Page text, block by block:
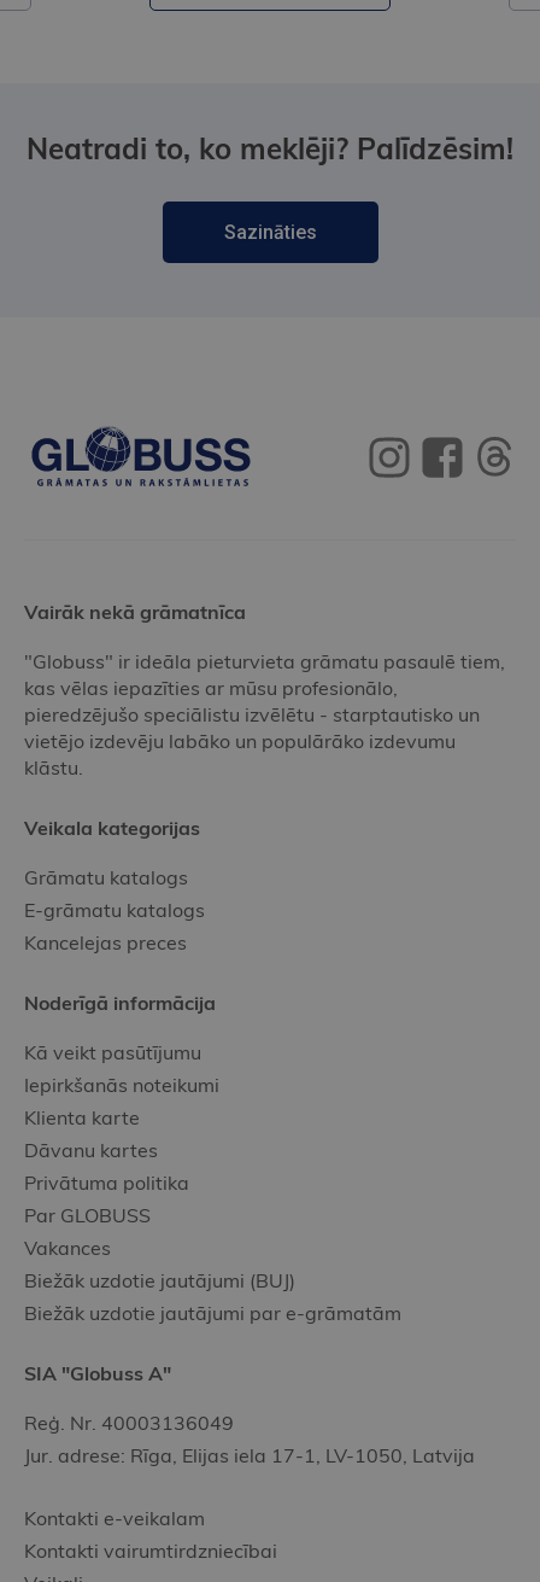
Neatradi to, ko meklēji? Palīdzēsim!
Sazināties
Vairāk nekā grāmatnīca
"Globuss" ir ideāla pieturvieta grāmatu pasaulē tiem,
kas vēlas iepazīties ar mūsu profesionālo,
pieredzējušo speciālistu izvēlētu - starptautisko un
vietējo izdevēju labāko un populārāko izdevumu
klāstu.
Veikala kategorijas
Grāmatu katalogs
E-grāmatu katalogs
Kancelejas preces
Noderīgā informācija
Kā veikt pasūtījumu
Iepirkšanās noteikumi
Klienta karte
Dāvanu kartes
Privātuma politika
Par GLOBUSS
Vakances
Biežāk uzdotie jautājumi (BUJ)
Biežāk uzdotie jautājumi par e-grāmatām
SIA "Globuss A"
Reģ. Nr. 40003136049
Jur. adrese: Rīga, Elijas iela 17-1, LV-1050, Latvija
Kontakti e-veikalam
Kontakti vairumtirdzniecībai